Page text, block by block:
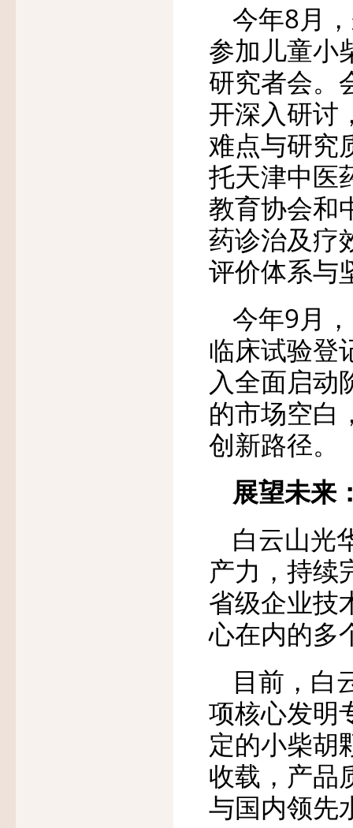
今年8月
参加儿童小
研究者会。
开深入研讨
难点与研究
托天津中医
教育协会和
药诊治及疗
评价体系与
今年9月
临床试验登
入全面启动
的市场空白
创新路径。
展望未来
白云山光
产力，持续
省级企业技
心在内的多
目前，白
项核心发明
定的小柴胡
收载，产品
与国内领先